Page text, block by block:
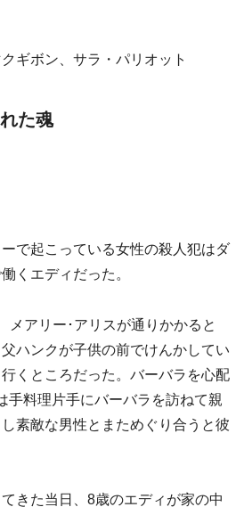
ギボン、サラ・パリオット
た魂
で起こっている女性の殺人犯はダ
くエディだった。
メアリー･アリスが通りかかると
ハンクが子供の前でけんかしてい
くところだった。バーバラを心配
手料理片手にバーバラを訪ねて親
素敵な男性とまためぐり合うと彼
きた当日、8歳のエディが家の中